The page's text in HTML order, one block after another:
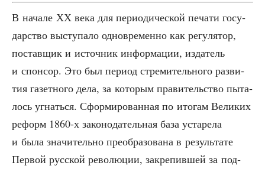
В нача­ле ХХ века для пери­о­ди­че­ской печа­ти госу­
дар­ство высту­па­ло одно­вре­мен­но как регу­ля­тор,
постав­щик и источ­ник инфор­ма­ции, изда­тель
и спон­сор. Это был пери­од стре­ми­тель­но­го раз­ви­
тия газет­но­го дела, за кото­рым пра­ви­тель­ство пыта­
лось угнать­ся. Сфор­ми­ро­ван­ная по ито­гам Вели­ких
реформ 1860‑х зако­но­да­тель­ная база уста­ре­ла
и была зна­чи­тель­но пре­об­ра­зо­ва­на в резуль­та­те
Пер­вой рус­ской рево­лю­ции, закре­пив­шей за под­